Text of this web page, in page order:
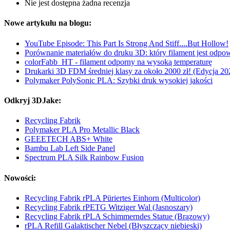
Nie jest dostępna żadna recenzja
Nowe artykułu na blogu:
YouTube Episode: This Part Is Strong And Stiff....But Hollow!
Porównanie materiałów do druku 3D: który filament jest
colorFabb_HT - filament odporny na wysoką temperaturę
Drukarki 3D FDM średniej klasy za około 2000 zł! (Edycja
Polymaker PolySonic PLA: Szybki druk wysokiej jakości
Odkryj 3DJake:
Recycling Fabrik
Polymaker PLA Pro Metallic Black
GEEETECH ABS+ White
Bambu Lab Left Side Panel
Spectrum PLA Silk Rainbow Fusion
Nowości:
Recycling Fabrik rPLA Püriertes Einhorn (Multicolor)
Recycling Fabrik rPETG Witziger Wal (Jasnoszary)
Recycling Fabrik rPLA Schimmerndes Statue (Brązowy)
rPLA Refill Galaktischer Nebel (Błyszczący niebieski)